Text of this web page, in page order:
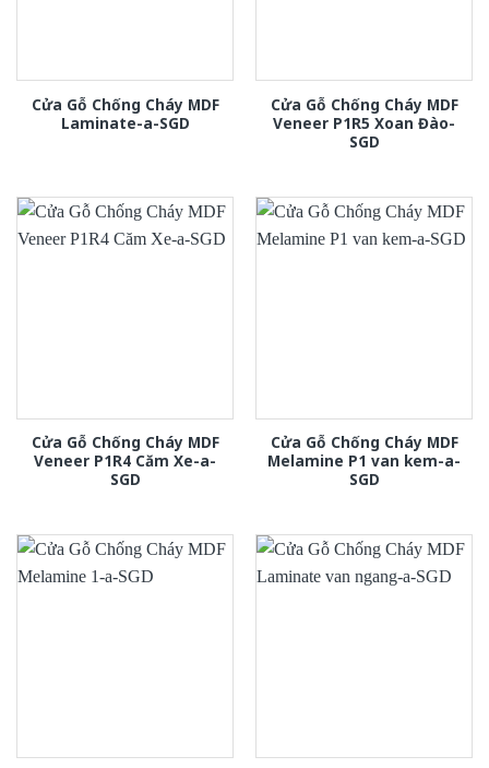
Cửa Gỗ Chống Cháy MDF
Laminate-a-SGD
Cửa Gỗ Chống Cháy MDF
Veneer P1R5 Xoan Đào-
SGD
Cửa Gỗ Chống Cháy MDF
Veneer P1R4 Căm Xe-a-
SGD
Cửa Gỗ Chống Cháy MDF
Melamine P1 van kem-a-
SGD